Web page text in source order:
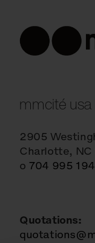
mmcité usa
2905
Charlotte, NC
o 704 995
Quotations: